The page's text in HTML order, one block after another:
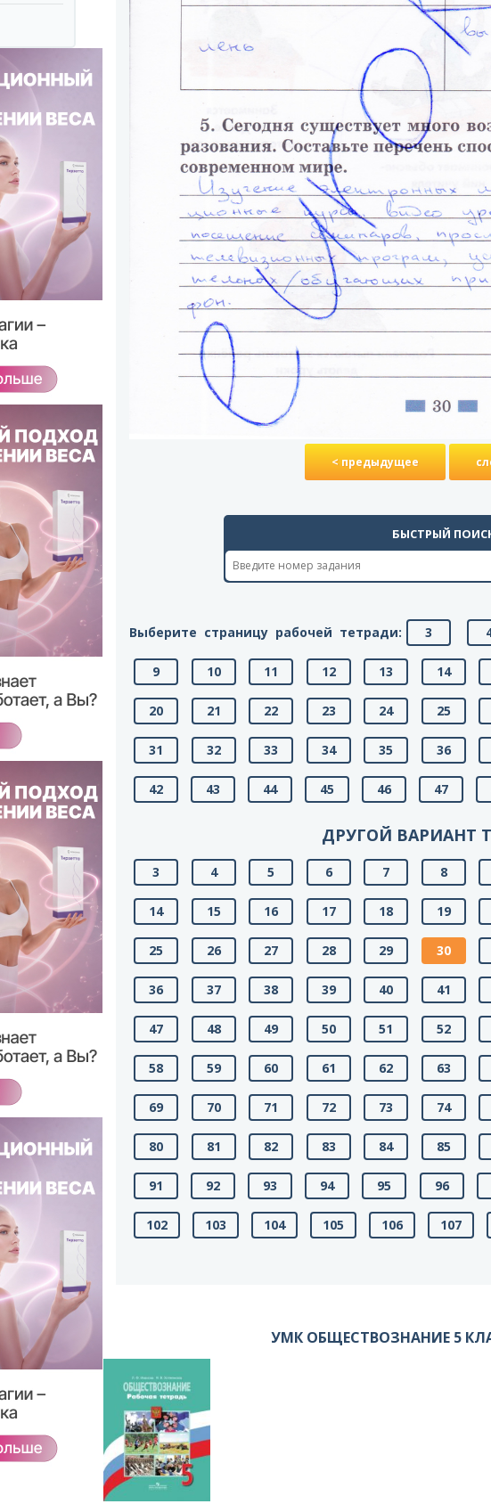
< предыдущее
БЫСТРЫЙ
Выберите страницу рабочей тетради: 3
9 10 11 12 13 14
20 21 22 23 24 25
31 32 33 34 35 36
42 43 44 45 46 47
ДРУГОЙ ВАРИАНТ
3 4 5 6 7 8
14 15 16 17 18 19
25 26 27 28 29 30
36 37 38 39 40 41
47 48 49 50 51 52
58 59 60 61 62 63
69 70 71 72 73 74
80 81 82 83 84 85
91 92 93 94 95 96
102 103 104 105 106 107
УМК ОБЩЕСТВОЗНАНИЕ 5